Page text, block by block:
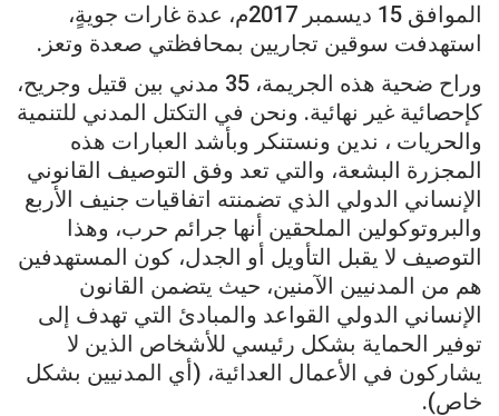
الموافق 15 ديسمبر 2017م، عدة غارات جويةٍ،
استهدفت سوقين تجاريين بمحافظتي صعدة وتعز.
وراح ضحية هذه الجريمة، 35 مدني بين قتيل وجريح،
كإحصائية غير نهائية. ونحن في التكتل المدني للتنمية
والحريات ، ندين ونستنكر وبأشد العبارات هذه
المجزرة البشعة، والتي تعد وفق التوصيف القانوني
الإنساني الدولي الذي تضمنته اتفاقيات جنيف الأربع
والبروتوكولين الملحقين أنها جرائم حرب، وهذا
التوصيف لا يقبل التأويل أو الجدل، كون المستهدفين
هم من المدنيين الآمنين، حيث يتضمن القانون
الإنساني الدولي القواعد والمبادئ التي تهدف إلى
توفير الحماية بشكل رئيسي للأشخاص الذين لا
يشاركون في الأعمال العدائية، (أي المدنيين بشكل
خاص).